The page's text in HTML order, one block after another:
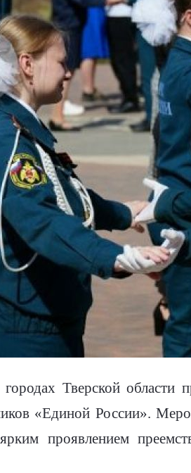
Тверской области
«Единой России».
проявлением